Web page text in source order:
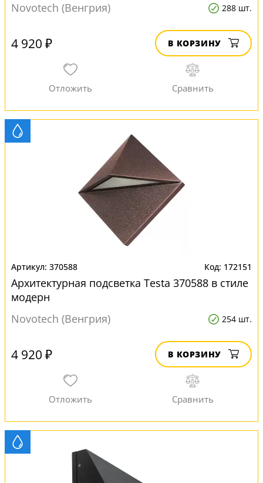
Novotech (Венгрия)
288 шт.
4 920 ₽ В КОРЗИНУ
370588 172151
Архитектурная подсветка Testa 370588 в стиле
модерн
Novotech (Венгрия)
254 шт.
4 920 ₽ В КОРЗИНУ